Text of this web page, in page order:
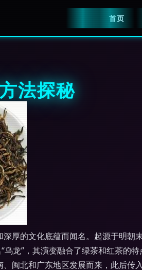
首页
法探秘
厚的文化底蕴而闻名。起源于明
龙”，其演变融合了绿茶和红茶的
闽北和广东地区发展而来，此后